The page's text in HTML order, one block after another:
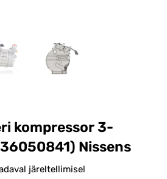
kompressor 3-
Nissens
järeltellimisel